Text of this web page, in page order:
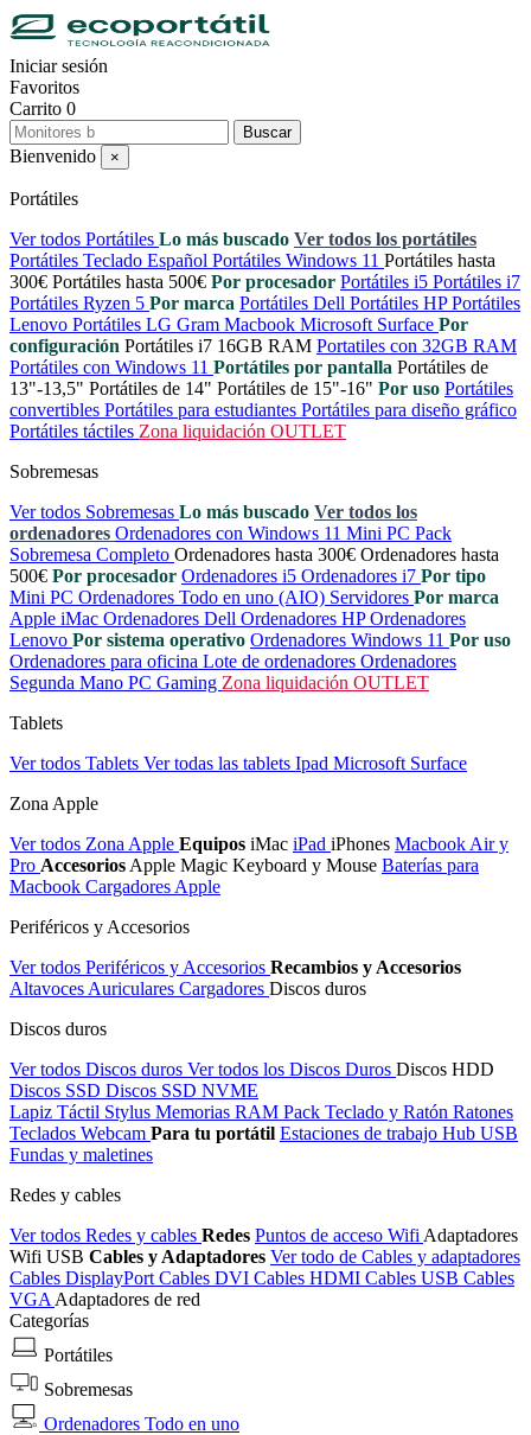
Iniciar sesión
Favoritos
Carrito 0
Buscar
Bienvenido ×
Portátiles
Ver todos Portátiles Lo más buscado Ver todos los portátiles
Portátiles Teclado Español Portátiles Windows 11 Portátiles hasta
300€ Portátiles hasta 500€ Por procesador Portátiles i5 Portátiles i7
Portátiles Ryzen 5 Por marca Portátiles Dell Portátiles HPPortátiles
Lenovo Portátiles LG Gram Macbook Microsoft Surface Por
configuración Portátiles i7 16GB RAM Portatiles con 32GB RAM
Portátiles con Windows 11 Portátiles por pantalla Portátiles de
13"-13,5" Portátiles de 14" Portátiles de 15"-16" Por uso Portátiles
convertibles Portátiles para estudiantes Portátiles para diseño gráfico
Portátiles táctiles Zona liquidación OUTLET
Sobremesas
Ver todos Sobremesas Lo más buscado Ver todos los
ordenadores Ordenadores con Windows 11 Mini PC Pack
Sobremesa Completo Ordenadores hasta 300€ Ordenadores hasta
500€ Por procesador Ordenadores i5 Ordenadores i7 Por tipo
Mini PC Ordenadores Todo en uno (AIO) Servidores Por marca
Apple iMac Ordenadores Dell Ordenadores HPOrdenadores
Lenovo Por sistema operativo Ordenadores Windows 11 Por uso
Ordenadores para oficina Lote de ordenadores Ordenadores
Segunda Mano PC Gaming Zona liquidación OUTLET
Tablets
Ver todos Tablets Ver todas las tablets Ipad Microsoft Surface
Zona Apple
Ver todos Zona Apple Equipos iMac iPad iPhones Macbook Air y
Pro Accesorios Apple Magic Keyboard y Mouse Baterías para
Macbook Cargadores Apple
Periféricos y Accesorios
Ver todos Periféricos y Accesorios Recambios y Accesorios
Altavoces Auriculares Cargadores Discos duros
Discos duros
Ver todos Discos duros Ver todos los Discos Duros Discos HDD
Discos SSD Discos SSD NVME
Lapiz Táctil Stylus Memorias RAM Pack Teclado y Ratón Ratones
Teclados Webcam Para tu portátil Estaciones de trabajo Hub USB
Fundas y maletines
Redes y cables
Ver todos Redes y cables Redes Puntos de acceso Wifi Adaptadores
Wifi USB Cables y Adaptadores Ver todo de Cables y adaptadores
Cables DisplayPort Cables DVI Cables HDMI Cables USB Cables
VGA Adaptadores de red
Categorías
Portátiles
Sobremesas
Ordenadores Todo en uno